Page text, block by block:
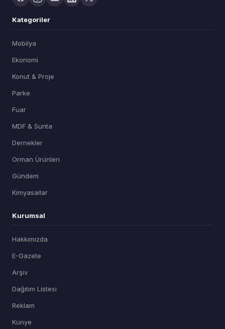
Kategoriler
Mobilya
Ekonomi
Konut & Proje
Parke
Fuar
MDF & Sunta
Dernekler
Orman Ürünleri
Gündem
Kimyasallar
Kurumsal
Hakkımızda
E-Gazete
Arşiv
Dağıtım Listesi
Reklam
Künye